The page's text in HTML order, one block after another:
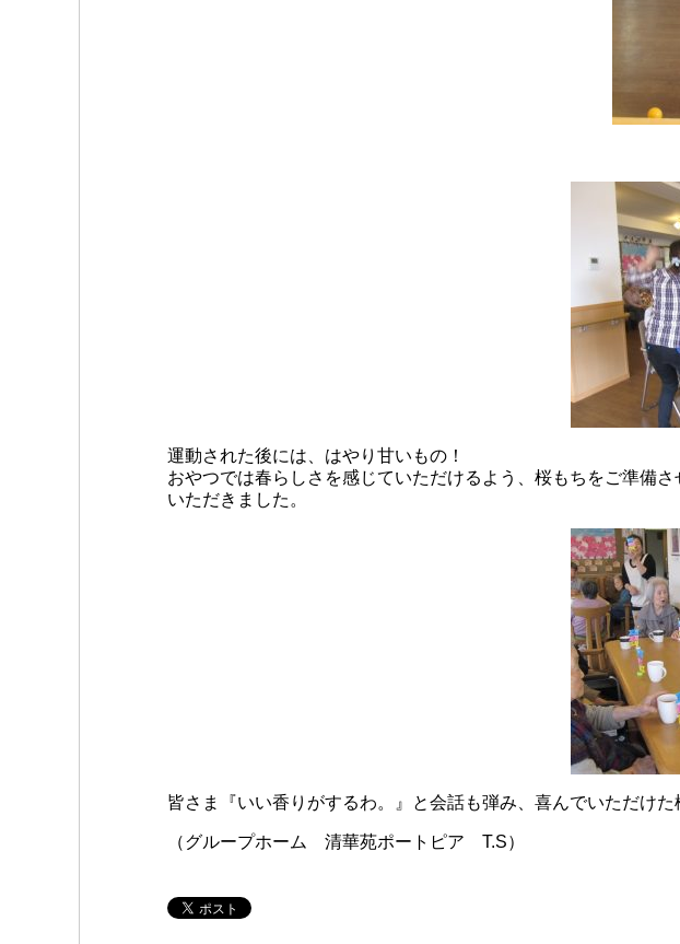
運動された後には、はやり甘いもの！
おやつでは春らしさを感じていただけるよう、桜もちをご準備さ
いただきました。
皆さま『いい香りがするわ。』と会話も弾み、喜んでいただけた
（グループホーム 清華苑ポートピア T.S）